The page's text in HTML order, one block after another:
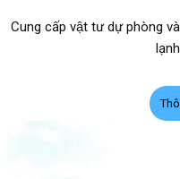
Cung cấp vật tư dự phòng